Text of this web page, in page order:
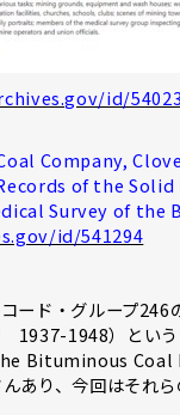
id/
Company,
of the
Survey of the
id/541294
コード・グループ
1948）という
Bituminous Coal
あり、今回はそれ